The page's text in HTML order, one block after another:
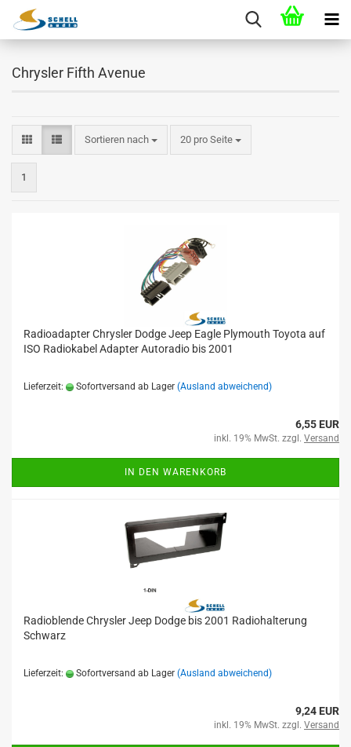
Chrysler Fifth Avenue
Sortieren nach 20 pro Seite
1
Radioadapter Chrysler Dodge Jeep Eagle Plymouth Toyota auf
ISO Radiokabel Adapter Autoradio bis 2001
Lieferzeit: Sofortversand ab Lager (Ausland abweichend)
6,55 EUR
inkl. 19% MwSt. zzgl. Versand
IN DEN WARENKORB
Radioblende Chrysler Jeep Dodge bis 2001 Radiohalterung
Schwarz
Lieferzeit: Sofortversand ab Lager (Ausland abweichend)
9,24 EUR
inkl. 19% MwSt. zzgl. Versand